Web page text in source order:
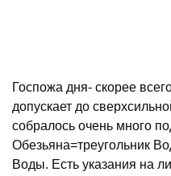
Госпожа дня- скорее
допускает до
собралось очень много
Обезьяна=треугольник
Воды. Есть указания на